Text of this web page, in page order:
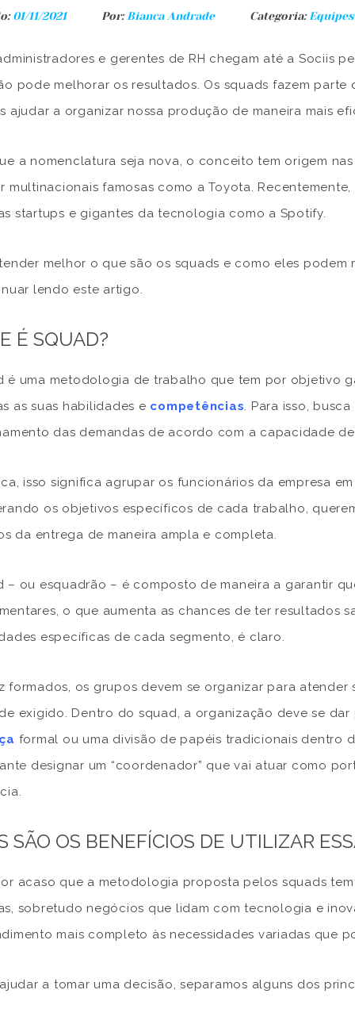
01/11/2021 Por: Bianca Andrade Categoria:
e gerentes de RH chegam até a Sociis
pode melhorar os resultados. Os squads fazem
ajudar a organizar nossa produção de maneira mais
a nomenclatura seja nova, o conceito tem origem
multinacionais famosas como a Toyota.
startups e gigantes da tecnologia como a Spotify.
melhor o que são os squads e como eles
lendo este artigo.
É SQUAD?
é uma metodologia de trabalho que tem por objetivo
as suas habilidades e competências. Para isso,
das demandas de acordo com a capacidade
isso significa agrupar os funcionários da empresa
os objetivos específicos de cada trabalho,
da entrega de maneira ampla e completa.
– ou esquadrão – é composto de maneira a garantir
o que aumenta as chances de ter resultados
específicas de cada segmento, é claro.
formados, os grupos devem se organizar para
exigido. Dentro do squad, a organização deve se
formal ou uma divisão de papéis tradicionais dentro
designar um “coordenador” que vai atuar como
SÃO OS BENEFÍCIOS DE UTILIZAR
acaso que a metodologia proposta pelos squads
sobretudo negócios que lidam com tecnologia e
mais completo às necessidades variadas que
a tomar uma decisão, separamos alguns dos